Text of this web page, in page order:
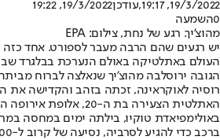
19/3/2022, 19:17
,עודכן19/3/2022, 19:22
0השמעה
מהוצ'יך. רגע של נחת, צילום: EPA
יש רגעים שהם הרבה מעבר לספורט. אחד
העולם באתלטיקה באולם הנערכת בבלגרד
הגובה ירוסלבה מהוצ'יך שנאלצה לברוח
רוסיה לאוקראינה, זכתה בזהב והקדישה את
האתלטית הצעירה בת ה-20,
באולימפיאדת טוקיו, בילתה ימים במחסה
ברכב כדי להגיע לסרביה, נסיעה של קרוב ל-2,000 קילומטרים.